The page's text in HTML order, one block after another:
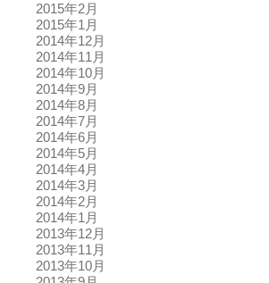
2015年2月
2015年1月
2014年12月
2014年11月
2014年10月
2014年9月
2014年8月
2014年7月
2014年6月
2014年5月
2014年4月
2014年3月
2014年2月
2014年1月
2013年12月
2013年11月
2013年10月